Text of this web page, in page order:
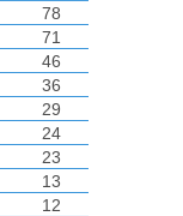
78
71
46
36
29
24
23
13
12